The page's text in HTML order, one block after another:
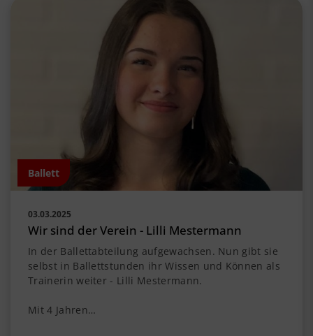
Ballett
03.03.2025
Wir sind der Verein - Lilli Mestermann
In der Ballettabteilung aufgewachsen. Nun gibt sie
selbst in Ballettstunden ihr Wissen und Können als
Trainerin weiter - Lilli Mestermann.
Mit 4 Jahren…